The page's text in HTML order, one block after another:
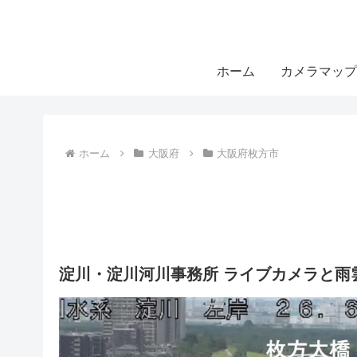
ホーム カメラマップ
ホーム 大阪府 大阪府枚方市
淀川・淀川河川事務所 ライブカメラと